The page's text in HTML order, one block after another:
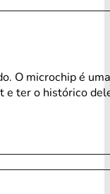
O microchip é
e ter o histórico